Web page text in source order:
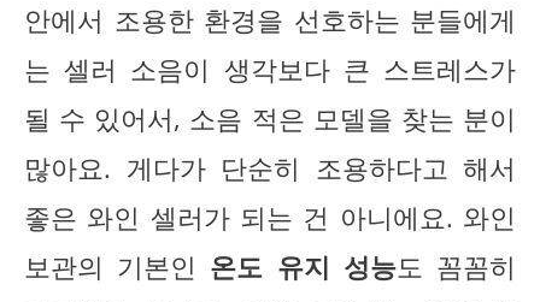
안에서 조용한 환경을 선호하는 분들에게
는 셀러 소음이 생각보다 큰 스트레스가
될 수 있어서, 소음 적은 모델을 찾는 분이
많아요. 게다가 단순히 조용하다고 해서
좋은 와인 셀러가 되는 건 아니에요. 와인
보관의 기본인 온도 유지 성능도 꼼꼼히